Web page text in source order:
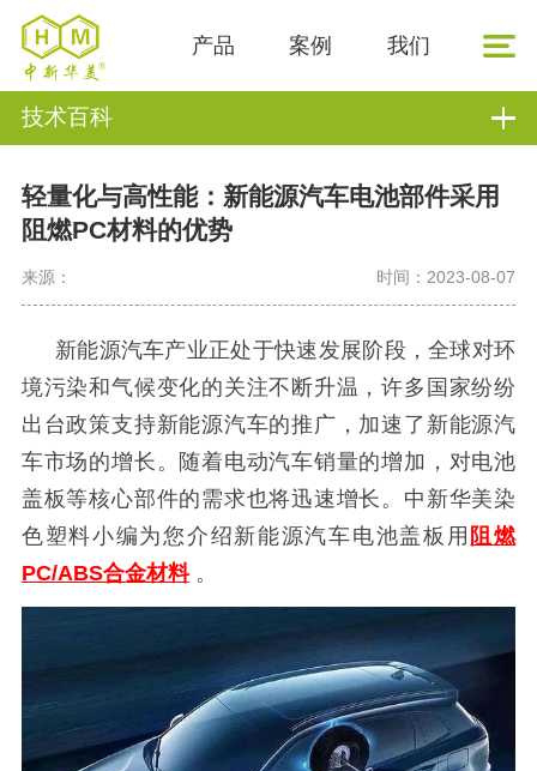
产品 案例 我们
技术百科
轻量化与高性能：新能源汽车电池部件采用
阻燃PC材料的优势
来源： 时间：2023-08-07
新能源汽车产业正处于快速发展阶段，全球对环
境污染和气候变化的关注不断升温，许多国家纷纷
出台政策支持新能源汽车的推广，加速了新能源汽
车市场的增长。随着电动汽车销量的增加，对电池
盖板等核心部件的需求也将迅速增长。中新华美染
色塑料小编为您介绍新能源汽车电池盖板 用 阻燃
PC/ABS合金材料 。